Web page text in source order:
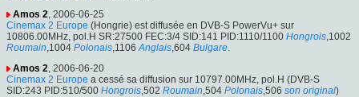
Amos 2 , 2006-06-25
Cinemax 2 Europe (Hongrie) est diffusée en DVB-S PowerVu+ sur
10806.00MHz, pol.H SR:27500 FEC:3/4 SID:141 PID:1110/1100 Hongrois ,1002
Roumain ,1004 Polonais ,1106 Anglais ,604 Bulgare
Amos 2 , 2006-06-20
Cinemax 2 Europe a cessé sa diffusion sur 10797.00MHz, pol.H (DVB-S
SID:243 PID:510/500 Hongrois ,502 Roumain ,504 Polonais ,506 son original)